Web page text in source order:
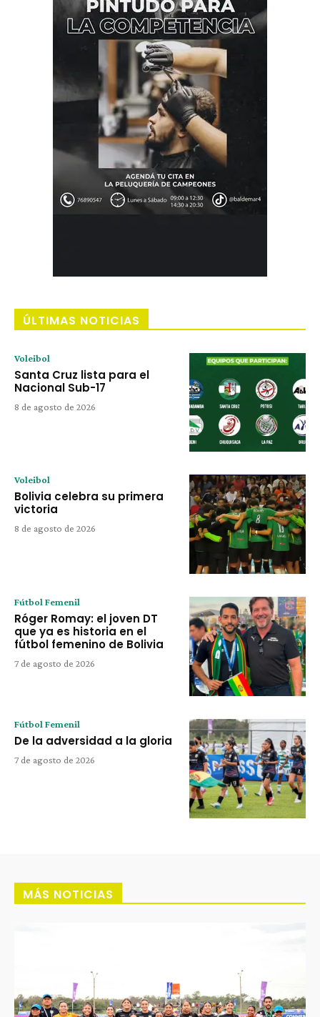
ÚLTIMAS NOTICIAS
Voleibol
Santa Cruz lista para el
Nacional Sub-17
8 de agosto de 2026
Voleibol
Bolivia celebra su primera
victoria
8 de agosto de 2026
Fútbol Femenil
Róger Romay: el joven DT
que ya es historia en el
fútbol femenino de Bolivia
7 de agosto de 2026
Fútbol Femenil
De la adversidad a la gloria
7 de agosto de 2026
MÁS NOTICIAS